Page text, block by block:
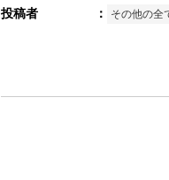
投稿者 ： その他の全